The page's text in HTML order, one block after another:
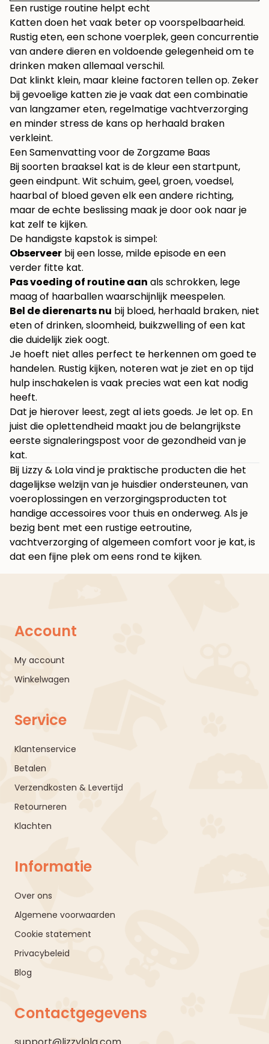
Een rustige routine helpt echt
Katten doen het vaak beter op voorspelbaarheid.
Rustig eten, een schone voerplek, geen concurrentie
van andere dieren en voldoende gelegenheid om te
drinken maken allemaal verschil.
Dat klinkt klein, maar kleine factoren tellen op. Zeker
bij gevoelige katten zie je vaak dat een combinatie
van langzamer eten, regelmatige vachtverzorging
en minder stress de kans op herhaald braken
verkleint.
Een Samenvatting voor de Zorgzame Baas
Bij soorten braaksel kat is de kleur een startpunt,
geen eindpunt. Wit schuim, geel, groen, voedsel,
haarbal of bloed geven elk een andere richting,
maar de echte beslissing maak je door ook naar je
kat zelf te kijken.
De handigste kapstok is simpel:
Observeer bij een losse, milde episode en een
verder fitte kat.
Pas voeding of routine aan als schrokken, lege
maag of haarballen waarschijnlijk meespelen.
Bel de dierenarts nu bij bloed, herhaald braken, niet
eten of drinken, sloomheid, buikzwelling of een kat
die duidelijk ziek oogt.
Je hoeft niet alles perfect te herkennen om goed te
handelen. Rustig kijken, noteren wat je ziet en op tijd
hulp inschakelen is vaak precies wat een kat nodig
heeft.
Dat je hierover leest, zegt al iets goeds. Je let op. En
juist die oplettendheid maakt jou de belangrijkste
eerste signaleringspost voor de gezondheid van je
kat.
Bij Lizzy & Lolavind je praktische producten die het
dagelijkse welzijn van je huisdier ondersteunen, van
voeroplossingen en verzorgingsproducten tot
handige accessoires voor thuis en onderweg. Als je
bezig bent met een rustige eetroutine,
vachtverzorging of algemeen comfort voor je kat, is
dat een fijne plek om eens rond te kijken.
Account
My account
Winkelwagen
Service
Klantenservice
Betalen
Verzendkosten & Levertijd
Retourneren
Klachten
Informatie
Over ons
Algemene voorwaarden
Cookie statement
Privacybeleid
Blog
Contactgegevens